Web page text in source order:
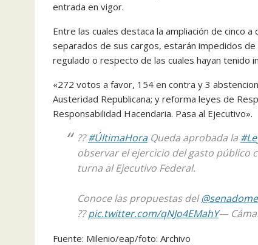
entrada en vigor.
Entre las cuales destaca la ampliación de cinco
separados de sus cargos, estarán impedidos
regulado o respecto de las cuales hayan tenido
«272 votos a favor, 154 en contra y 3
Austeridad Republicana; y reforma leyes de
Responsabilidad Hacendaria. Pasa al Ejecutivo».
??#ÚltimaHoraQueda aprobada la
observar el ejercicio del gasto público
turna al Ejecutivo Federal.
Conoce las propuestas del
??pic.twitter.com/qNJo4EMahY—
Fuente: Milenio/eap/foto: Archivo